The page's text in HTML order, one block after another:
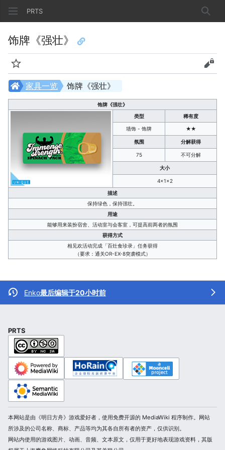
PRTS 搜索
饰牌《强壮》
监视 查看
饰牌《强壮》
家具一览
饰牌《强壮》
类型
稀有度
墙饰 - 饰牌 ★★
氛围 分解获得
75 不可分解
大小
4×1×2
描述
保持绿色，保持强壮。
用途
能够用来装扮宿舍、活动室与会客室，可提高前两者的氛围
获得方式
相见欢活动完成「百灶食珍录」任务获得
（要求：通关OR-EX-8突袭模式）
Enko最后编辑于20小时前
PRTS
本网站是由《明日方舟》游戏爱好者，使用免费开源的 MediaWiki 程序制作。网站
所涉及的公司名称、商标、产品等均为其各自所有者的资产，仅供识别。
网站内使用的游戏图片、动画、音频、文本原文，仅用于更好地表现游戏资料，其版